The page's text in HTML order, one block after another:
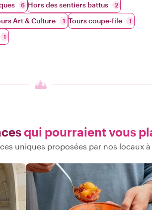
6 Hors des sentiers battus 2
Art & Culture 1 Tours coupe-file 1
1
qui pourraient vous
uniques proposées par nos locaux